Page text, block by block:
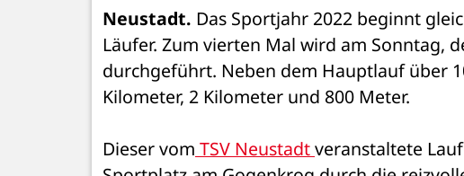
Neustadt. Das Sportjahr 2022 beginnt
Läufer. Zum vierten Mal wird am Sonntag,
durchgeführt. Neben dem Hauptlauf über
Kilometer, 2 Kilometer und 800 Meter.
Dieser vom TSV Neustadt veranstaltete